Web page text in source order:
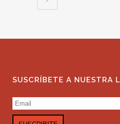
SUSCRÍBETE A NUESTRA